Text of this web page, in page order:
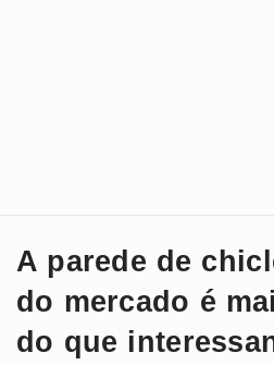
A parede de
do mercado é
do que